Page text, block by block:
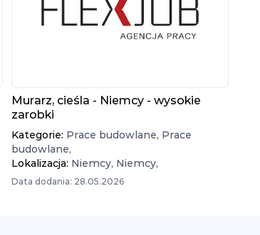
Murarz, cieśla - Niemcy - wysokie
zarobki
Kategorie: Prace budowlane, Prace
budowlane,
Lokalizacja: Niemcy, Niemcy,
Data dodania: 28.05.2026